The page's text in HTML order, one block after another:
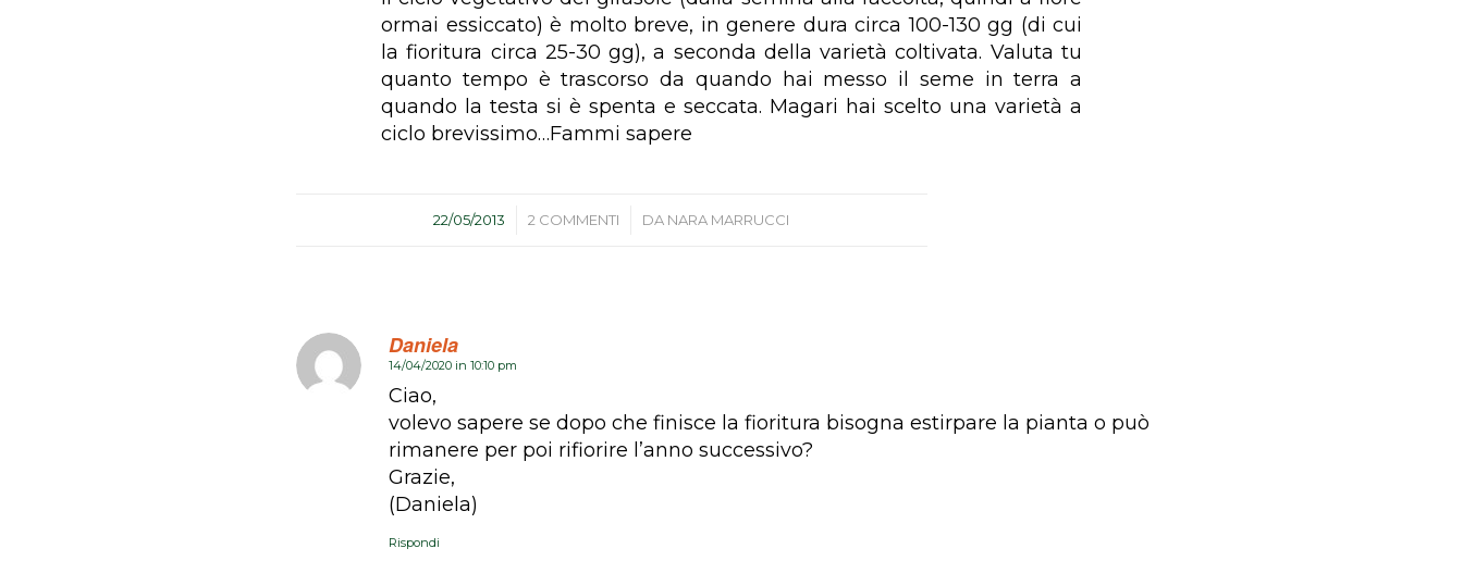
ormai essiccato) è molto breve, in genere dura circa 100-130 gg (di cui
la fioritura circa 25-30 gg), a seconda della varietà coltivata. Valuta tu
quanto tempo è trascorso da quando hai messo il seme in terra a
quando la testa si è spenta e seccata. Magari hai scelto una varietà a
ciclo brevissimo…Fammi sapere
22/05/2013
/ 2 COMMENTI
/ DA NARA MARRUCCI
Daniela
dice:
14/04/2020 in 10:10 pm
Ciao,
volevo sapere se dopo che finisce la fioritura bisogna estirpare la pianta o può
rimanere per poi rifiorire l’anno successivo?
Grazie,
(Daniela)
Rispondi